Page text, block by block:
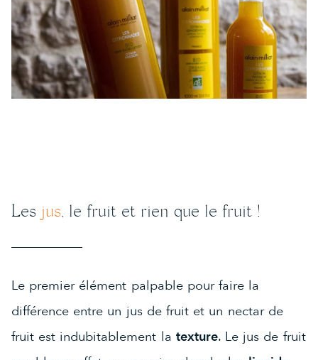
Lesjus, le fruit et rien que le fruit !
Le premier élément palpable pour faire la
différence entre un jus de fruit et un nectar de
fruit est indubitablement la texture. Le jus de fruit